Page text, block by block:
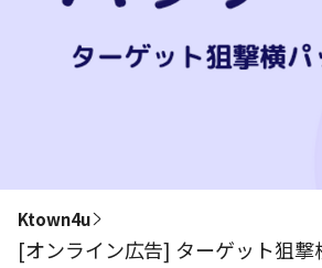
Ktown4u
[オンライン広告] ターゲット狙撃